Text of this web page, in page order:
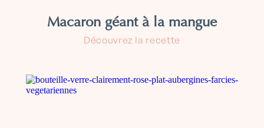
Macaron géant à la mangue
Découvrez la recette